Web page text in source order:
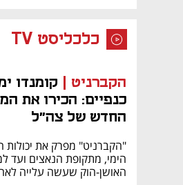
כלכליסט TV
הקברניט | קומנדו
כנפיים: הכירו את
החדש של צה"ל
"הקברניט" מפרק את יכולות
הימי, מתקופת הנאצים ועד
האושן-הוק שעשה עלייה